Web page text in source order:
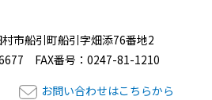
市船引町船引字畑添76番地2
FAX番号：0247-81-1210
お問い合わせはこちらから